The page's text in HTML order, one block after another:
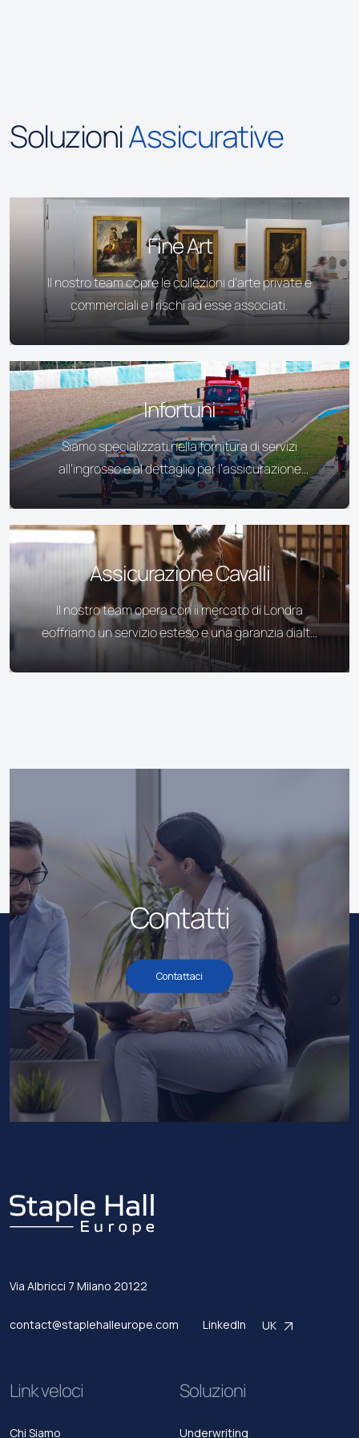
SoluzioniAssicurative
Fine Art
Il nostro team copre le collezioni d’arte private e
commerciali e I rischi ad esse associati.
Infortuni
Siamo specializzati nella fornitura di servizi
all’ingrosso e al dettaglio per l’assicurazione
contro gli infortuni e la malattia.
Assicurazione Cavalli
II nostro team opera con ii mercato di Londra
eoffriamo un servizio esteso e una garanzia dialta
qualita atutti i clienti.
Contatti
Contattaci
Via Albricci 7 Milano 20122
contact@staplehalleurope.com LinkedIn UK
Link veloci
Chi Siamo
Soluzioni
Underwriting